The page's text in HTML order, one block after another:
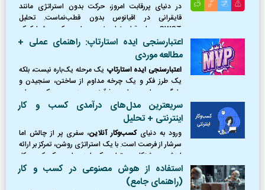
در دنیای پررقابت امروز، حرکت بدون استراتژی مانند
قایقرانی در اقیانوس بدون قطب‌نماست. تحلیل
SWOT همان قطب‌نمای ضروری است که به شما کمک
می‌کند موقعیت دقیق خود را بشناسید، از طوفان‌ها
(تهدیدها) دوری کنید،
اعتبارسنجی ایده استارتاپ: راهنمای عملی +
مطالعه موردی
اعتبارسنجی ایده استارتاپ یک مرحله یک‌باره نیست، بلکه
یک طرز فکر و یک چرخه مداوم از ساختن، سنجیدن و
یادگیری است. این فرآیند، مرز بین یک رویای
شکست‌خورده و یک کسب‌وکار موفق را ترسیم می‌کند.
سریعترین مدل‌های درآمدی کسب و کار
اینترنتی + تحلیل
ورود به دنیایکسب‌وکار آنلاین، سفری پر از چالش اما
سرشار از فرصت است. با یک استراتژی روشن، تمرکز بر ارائه
ارزش و پشتکار، می‌توان یک ایده را به یک کسب‌وکار
پایدار و سودآور تبدیل کرد.
استفاده از هوش مصنوعی در کسب و کار
(راهنمای جامع)